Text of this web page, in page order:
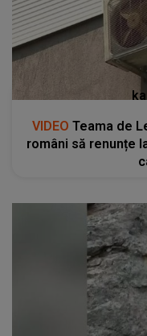
VIDEO Teama de
români să renunțe